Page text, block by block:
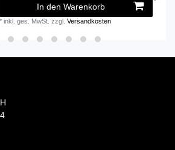
In den Warenkorb
*inkl. ges. MwSt. zzgl.Versandkosten